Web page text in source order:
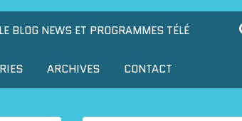
LE BLOG NEWS ET PROGRAMMES TÉLÉ
ARCHIVES CONTACT